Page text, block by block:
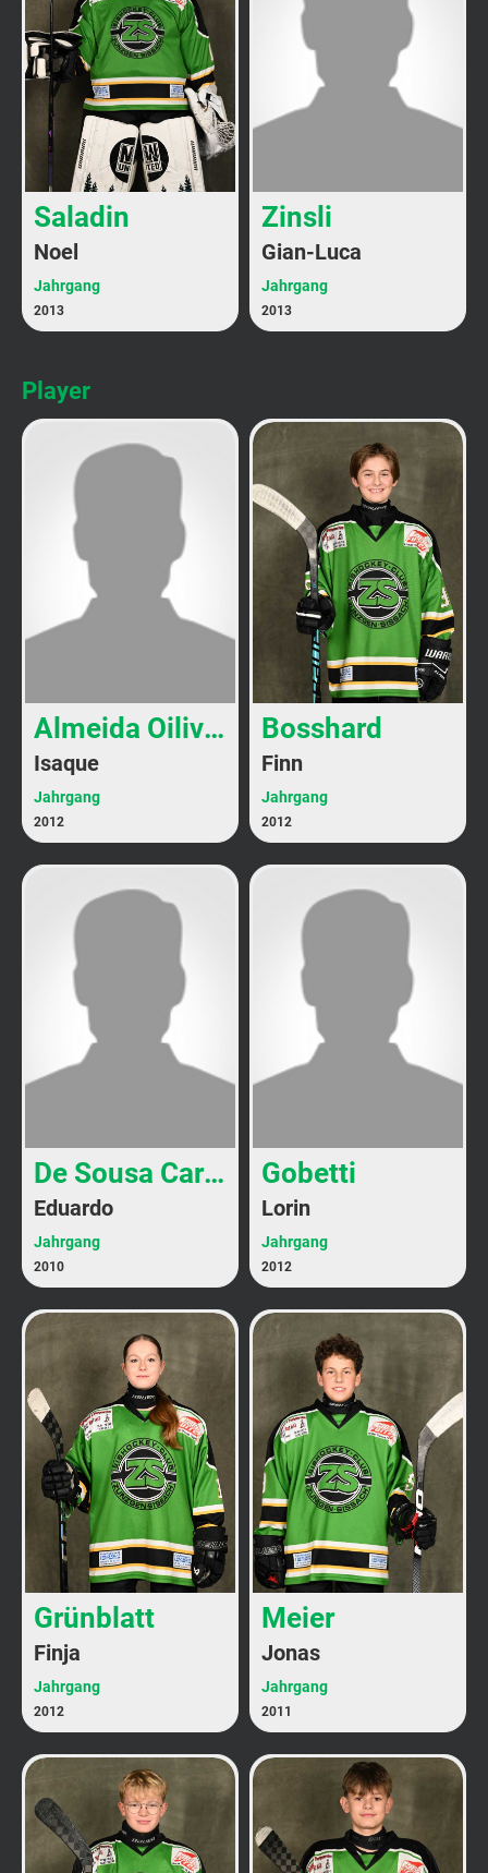
Saladin
Noel
Jahrgang
2013
Zinsli
Gian-Luca
Jahrgang
2013
Player
Almeida Oiliveira
Isaque
Jahrgang
2012
Bosshard
Finn
Jahrgang
2012
De Sousa Carvalho
Eduardo
Jahrgang
2010
Gobetti
Lorin
Jahrgang
2012
Grünblatt
Finja
Jahrgang
2012
Meier
Jonas
Jahrgang
2011